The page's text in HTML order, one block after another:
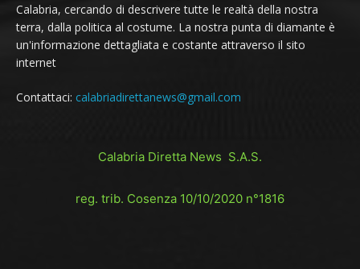
Calabria, cercando di descrivere tutte le realtà della nostra
terra, dalla politica al costume. La nostra punta di diamante è
un'informazione dettagliata e costante attraverso il sito
internet
Contattaci: calabriadirettanews@gmail.com
Calabria Diretta News S.A.S.
reg. trib. Cosenza 10/10/2020 n°1816